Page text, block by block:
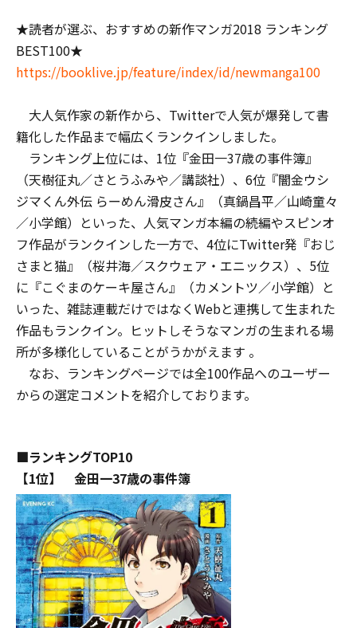
★読者が選ぶ、おすすめの新作マンガ2018 ランキング
BEST100★
https://booklive.jp/feature/index/id/newmanga100
大人気作家の新作から、Twitterで人気が爆発して書
籍化した作品まで幅広くランクインしました。
ランキング上位には、1位『金田一37歳の事件簿』
（天樹征丸／さとうふみや／講談社）、6位『闇金ウシ
ジマくん外伝 らーめん滑皮さん』（真鍋昌平／山崎童々
／小学館）といった、人気マンガ本編の続編やスピンオ
フ作品がランクインした一方で、4位にTwitter発『おじ
さまと猫』（桜井海／スクウェア・エニックス）、5位
に『こぐまのケーキ屋さん』（カメントツ／小学館）と
いった、雑誌連載だけではなくWebと連携して生まれた
作品もランクイン。ヒットしそうなマンガの生まれる場
所が多様化していることがうかがえます 。
なお、ランキングページでは全100作品へのユーザー
からの選定コメントを紹介しております。
■ランキングTOP10
【1位】 金田一37歳の事件簿